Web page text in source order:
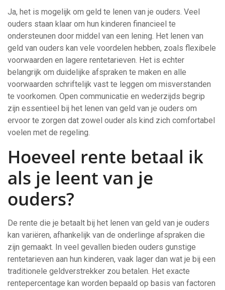
Ja, het is mogelijk om geld te lenen van je ouders. Veel
ouders staan klaar om hun kinderen financieel te
ondersteunen door middel van een lening. Het lenen van
geld van ouders kan vele voordelen hebben, zoals flexibele
voorwaarden en lagere rentetarieven. Het is echter
belangrijk om duidelijke afspraken te maken en alle
voorwaarden schriftelijk vast te leggen om misverstanden
te voorkomen. Open communicatie en wederzijds begrip
zijn essentieel bij het lenen van geld van je ouders om
ervoor te zorgen dat zowel ouder als kind zich comfortabel
voelen met de regeling.
Hoeveel rente betaal ik
als je leent van je
ouders?
De rente die je betaalt bij het lenen van geld van je ouders
kan variëren, afhankelijk van de onderlinge afspraken die
zijn gemaakt. In veel gevallen bieden ouders gunstige
rentetarieven aan hun kinderen, vaak lager dan wat je bij een
traditionele geldverstrekker zou betalen. Het exacte
rentepercentage kan worden bepaald op basis van factoren